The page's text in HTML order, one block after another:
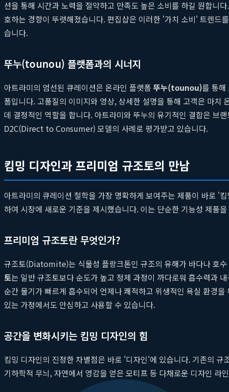
션을 통해 시간과 노력을 절약하고 만족도 높은 소비를 하길 원합니
호하는 경향이 뚜렷해졌습니다. 편집샵은 이러한 '가치 소비' 트렌드
습니다.
뚜누(tounou) 플랫폼과의 시너지
아트라미의 엄선된 큐레이션은 온라인 플랫폼 뚜누(tounou)를 통해
폼입니다. 고품질의 이미지와 영상, 상세한 설명을 통해 고객은 마
데 결정적인 역할을 합니다. 아트라미와 뚜누의 유기적인 결합은 브
D2C(Direct to Consumer) 모델의 사례로 평가받고 있습니다.
킴밍 디자인과 프리미엄 규조토의 만남
아트라미의 큐레이션 철학을 가장 명확하게 보여주는 제품이 바로 '
하여 시장에 새로운 기준을 제시했습니다. 이는 단순한 기능성 제품
프리미엄 규조토란 무엇인가?
규조토(Diatomite)는 식물성 플랑크톤인 규조의 유해가 바다나 호
토는 일반 규조토보다 순도가 높고 정제 과정이 까다로워 흡수력과
순간 물기가 빠르게 흡수되어 언제나 쾌적하고 위생적인 욕실 환경
있는 가정에서도 안심하고 사용할 수 있습니다.
공간을 변화시키는 킴밍 디자인의 힘
킴밍 디자인의 진정한 차별점은 바로 '디자인'에 있습니다. 기존의
기하학적 무늬, 자연에서 영감을 얻은 모티프 등 다채로운 디자인
인트 아이템으로 각광받고 있습니다. 발매트 하나를 바꾸는 것만으